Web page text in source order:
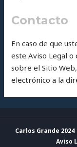
Contacto
En caso de que
este Aviso Legal
sobre el Sitio
electrónico a la
Carlos Grande
Aviso